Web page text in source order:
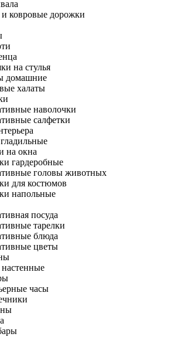
ковровые дорожки
на стулья
домашние
халаты
наволочки
салфетки
на окна
гардеробные
головы животных
для костюмов
напольные
посуда
тарелки
блюда
цветы
часы